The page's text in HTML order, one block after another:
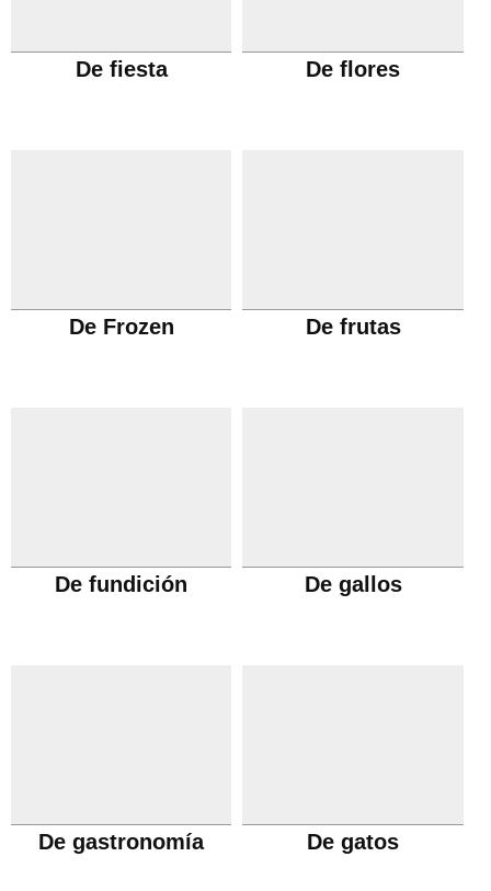
De fiesta De flores
De Frozen De frutas
De fundición De gallos
De gastronomía De gatos